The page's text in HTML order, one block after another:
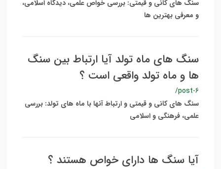
سنگ های کانی و قیمتی: بررسی خواص علمی، دیدگاه اسلامی،
و معرفی بهترین ها
سنگ های ماه تولد آیا ارتباط بین سنگ
ها و ماه تولد واقعی است ؟
/post-6
سنگ های کانی و قیمتی و ارتباط آنها با ماه های تولد: بررسی
علمی، فرهنگی و اسلامی
آیا سنگ ها دارای خواص هستند ؟